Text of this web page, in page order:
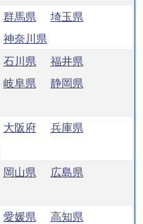
群馬県
埼玉県
神奈川県
石川県
福井県
岐阜県
静岡県
大阪府
兵庫県
岡山県
広島県
愛媛県 高知県